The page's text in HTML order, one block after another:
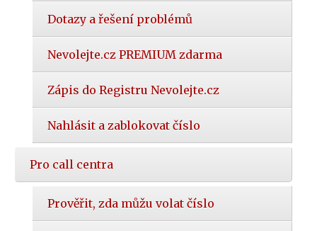
Dotazy a řešení problémů
Nevolejte.cz PREMIUM zdarma
Zápis do Registru Nevolejte.cz
Nahlásit a zablokovat číslo
Pro call centra
Prověřit, zda můžu volat číslo